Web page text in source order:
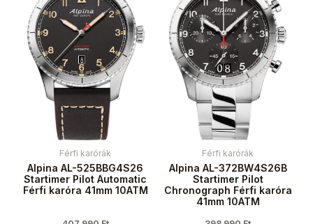
Férfi karórák
Alpina AL-525BBG4S26
Startimer Pilot Automatic
Férfi karóra 41mm 10ATM
Férfi karórák
Alpina AL-372BW4S26B
Startimer Pilot
Chronograph Férfi karóra
41mm 10ATM